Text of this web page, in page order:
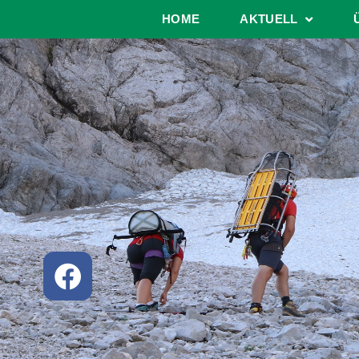
HOME AKTUELL